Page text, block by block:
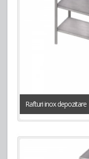
Rafturi inox depozitare